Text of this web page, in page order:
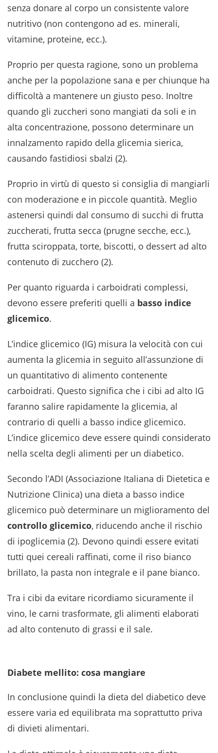
senza donare al corpo un consistente valore
nutritivo (non contengono ad es. minerali,
vitamine, proteine, ecc.).
Proprio per questa ragione, sono un problema
anche per la popolazione sana e per chiunque ha
difficoltà a mantenere un giusto peso. Inoltre
quando gli zuccheri sono mangiati da soli e in
alta concentrazione, possono determinare un
innalzamento rapido della glicemia sierica,
causando fastidiosi sbalzi (2).
Proprio in virtù di questo si consiglia di mangiarli
con moderazione e in piccole quantità. Meglio
astenersi quindi dal consumo di succhi di frutta
zuccherati, frutta secca (prugne secche, ecc.),
frutta sciroppata, torte, biscotti, o dessert ad alto
contenuto di zucchero (2).
Per quanto riguarda i carboidrati complessi,
devono essere preferiti quelli a basso indice
glicemico.
L’indice glicemico (IG) misura la velocità con cui
aumenta la glicemia in seguito all’assunzione di
un quantitativo di alimento contenente
carboidrati. Questo significa che i cibi ad alto IG
faranno salire rapidamente la glicemia, al
contrario di quelli a basso indice glicemico.
L’indice glicemico deve essere quindi considerato
nella scelta degli alimenti per un diabetico.
Secondo l’ADI (Associazione Italiana di Dietetica e
Nutrizione Clinica) una dieta a basso indice
glicemico può determinare un miglioramento del
controllo glicemico, riducendo anche il rischio
di ipoglicemia (2). Devono quindi essere evitati
tutti quei cereali raffinati, come il riso bianco
brillato, la pasta non integrale e il pane bianco.
Tra i cibi da evitare ricordiamo sicuramente il
vino, le carni trasformate, gli alimenti elaborati
ad alto contenuto di grassi e il sale.
Diabete mellito: cosa mangiare
In conclusione quindi la dieta del diabetico deve
essere varia ed equilibrata ma soprattutto priva
di divieti alimentari.